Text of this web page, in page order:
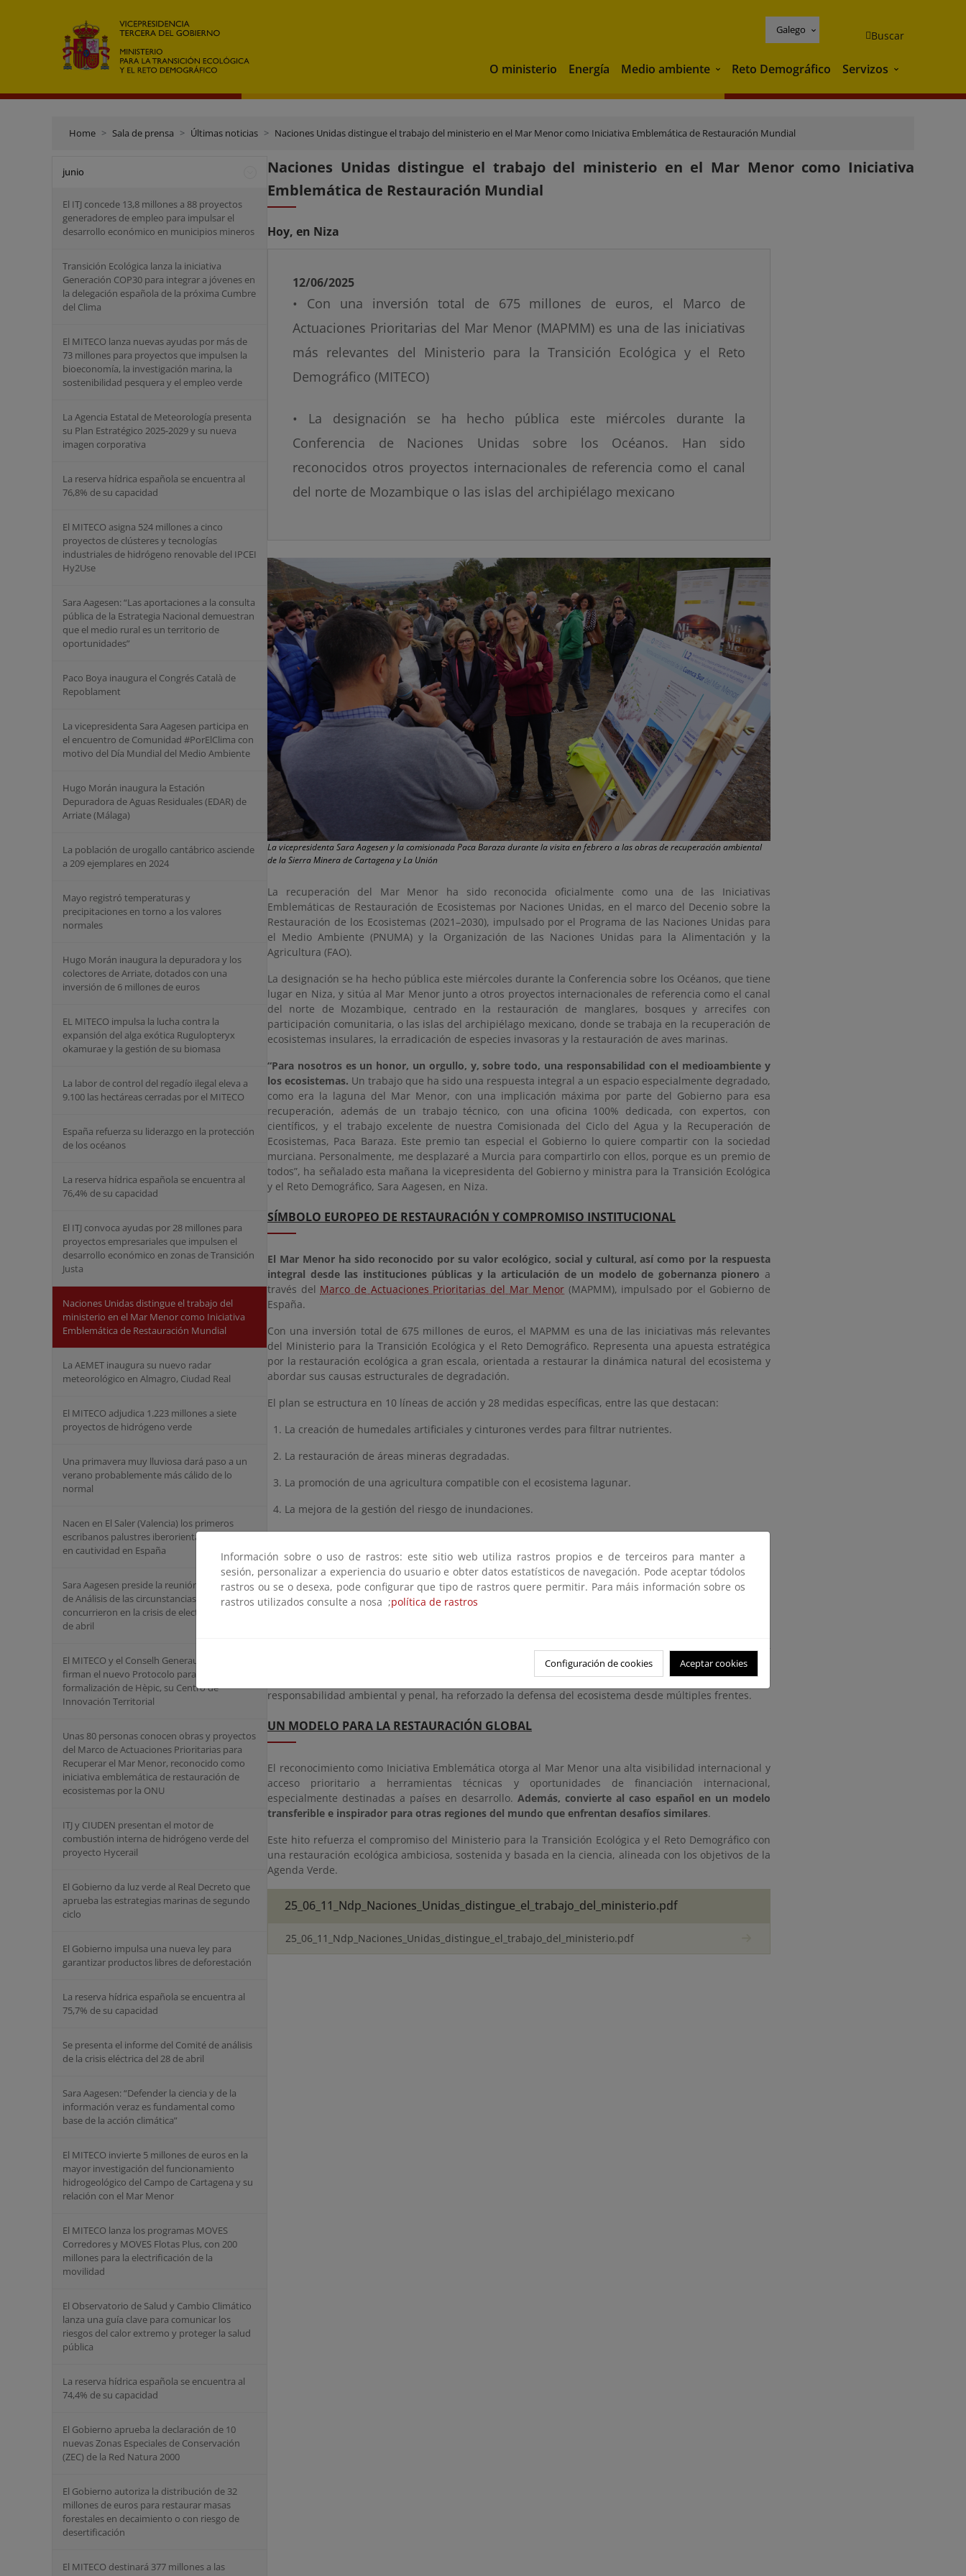
Galego Buscar
O ministerio Energía Medio ambiente Medio ambiente
Reto Demográfico Servizos Servizos
Home Sala de prensa Últimas noticias Naciones Unidas distingue el trabajo del ministerio en el Mar Menor como Iniciativa Emblemática de Restauración Mundial
junio
El ITJ concede 13,8 millones a 88 proyectos
generadores de empleo para impulsar el
desarrollo económico en municipios mineros
Transición Ecológica lanza la iniciativa
Generación COP30 para integrar a jóvenes en
la delegación española de la próxima Cumbre
del Clima
El MITECO lanza nuevas ayudas por más de
73 millones para proyectos que impulsen la
bioeconomía, la investigación marina, la
sostenibilidad pesquera y el empleo verde
La Agencia Estatal de Meteorología presenta
su Plan Estratégico 2025-2029 y su nueva
imagen corporativa
La reserva hídrica española se encuentra al
76,8% de su capacidad
El MITECO asigna 524 millones a cinco
proyectos de clústeres y tecnologías
industriales de hidrógeno renovable del IPCEI
Hy2Use
Sara Aagesen: “Las aportaciones a la consulta
pública de la Estrategia Nacional demuestran
que el medio rural es un territorio de
oportunidades”
Paco Boya inaugura el Congrés Català de
Repoblament
La vicepresidenta Sara Aagesen participa en
el encuentro de Comunidad #PorElClima con
motivo del Día Mundial del Medio Ambiente
Hugo Morán inaugura la Estación
Depuradora de Aguas Residuales (EDAR) de
Arriate (Málaga)
La población de urogallo cantábrico asciende
a 209 ejemplares en 2024
Mayo registró temperaturas y
precipitaciones en torno a los valores
normales
Hugo Morán inaugura la depuradora y los
colectores de Arriate, dotados con una
inversión de 6 millones de euros
EL MITECO impulsa la lucha contra la
expansión del alga exótica Rugulopteryx
okamurae y la gestión de su biomasa
La labor de control del regadío ilegal eleva a
9.100 las hectáreas cerradas por el MITECO
España refuerza su liderazgo en la protección
de los océanos
La reserva hídrica española se encuentra al
76,4% de su capacidad
El ITJ convoca ayudas por 28 millones para
proyectos empresariales que impulsen el
desarrollo económico en zonas de Transición
Justa
Naciones Unidas distingue el trabajo del
ministerio en el Mar Menor como Iniciativa
Emblemática de Restauración Mundial
La AEMET inaugura su nuevo radar
meteorológico en Almagro, Ciudad Real
El MITECO adjudica 1.223 millones a siete
proyectos de hidrógeno verde
Una primavera muy lluviosa dará paso a un
verano probablemente más cálido de lo
normal
Nacen en El Saler (Valencia) los primeros
escribanos palustres iberorientales criados
en cautividad en España
Sara Aagesen preside la reunión del Comité
de Análisis de las circunstancias que
concurrieron en la crisis de electricidad del 28
de abril
El MITECO y el Conselh Generau d’ Aran
firman el nuevo Protocolo para la
formalización de Hèpic, su Centro de
Innovación Territorial
Unas 80 personas conocen obras y proyectos
del Marco de Actuaciones Prioritarias para
Recuperar el Mar Menor, reconocido como
iniciativa emblemática de restauración de
ecosistemas por la ONU
ITJ y CIUDEN presentan el motor de
combustión interna de hidrógeno verde del
proyecto Hycerail
El Gobierno da luz verde al Real Decreto que
aprueba las estrategias marinas de segundo
ciclo
El Gobierno impulsa una nueva ley para
garantizar productos libres de deforestación
La reserva hídrica española se encuentra al
75,7% de su capacidad
Se presenta el informe del Comité de análisis
de la crisis eléctrica del 28 de abril
Sara Aagesen: “Defender la ciencia y de la
información veraz es fundamental como
base de la acción climática”
El MITECO invierte 5 millones de euros en la
mayor investigación del funcionamiento
hidrogeológico del Campo de Cartagena y su
relación con el Mar Menor
El MITECO lanza los programas MOVES
Corredores y MOVES Flotas Plus, con 200
millones para la electrificación de la
movilidad
El Observatorio de Salud y Cambio Climático
lanza una guía clave para comunicar los
riesgos del calor extremo y proteger la salud
pública
La reserva hídrica española se encuentra al
74,4% de su capacidad
El Gobierno aprueba la declaración de 10
nuevas Zonas Especiales de Conservación
(ZEC) de la Red Natura 2000
El Gobierno autoriza la distribución de 32
millones de euros para restaurar masas
forestales en decaimiento o con riesgo de
desertificación
El MITECO destinará 377 millones a las
Naciones Unidas distingue el trabajo del ministerio en el Mar Menor como Iniciativa
Emblemática de Restauración Mundial
Hoy, en Niza
12/06/2025
• Con una inversión total de 675 millones de euros, el Marco de
Actuaciones Prioritarias del Mar Menor (MAPMM) es una de las iniciativas
más relevantes del Ministerio para la Transición Ecológica y el Reto
Demográfico (MITECO)
• La designación se ha hecho pública este miércoles durante la
Conferencia de Naciones Unidas sobre los Océanos. Han sido
reconocidos otros proyectos internacionales de referencia como el canal
del norte de Mozambique o las islas del archipiélago mexicano
La vicepresidenta Sara Aagesen y la comisionada Paca Baraza durante la visita en febrero a las obras de recuperación ambiental
de la Sierra Minera de Cartagena y La Unión
La recuperación del Mar Menor ha sido reconocida oficialmente como una de las Iniciativas
Emblemáticas de Restauración de Ecosistemas por Naciones Unidas, en el marco del Decenio sobre la
Restauración de los Ecosistemas (2021–2030), impulsado por el Programa de las Naciones Unidas para
el Medio Ambiente (PNUMA) y la Organización de las Naciones Unidas para la Alimentación y la
Agricultura (FAO).
La designación se ha hecho pública este miércoles durante la Conferencia sobre los Océanos, que tiene
lugar en Niza, y sitúa al Mar Menor junto a otros proyectos internacionales de referencia como el canal
del norte de Mozambique, centrado en la restauración de manglares, bosques y arrecifes con
participación comunitaria, o las islas del archipiélago mexicano, donde se trabaja en la recuperación de
ecosistemas insulares, la erradicación de especies invasoras y la restauración de aves marinas.
“Para nosotros es un honor, un orgullo, y, sobre todo, una responsabilidad con el medioambiente y
los ecosistemas. Un trabajo que ha sido una respuesta integral a un espacio especialmente degradado,
como era la laguna del Mar Menor, con una implicación máxima por parte del Gobierno para esa
recuperación, además de un trabajo técnico, con una oficina 100% dedicada, con expertos, con
científicos, y el trabajo excelente de nuestra Comisionada del Ciclo del Agua y la Recuperación de
Ecosistemas, Paca Baraza. Este premio tan especial el Gobierno lo quiere compartir con la sociedad
murciana. Personalmente, me desplazaré a Murcia para compartirlo con ellos, porque es un premio de
todos”, ha señalado esta mañana la vicepresidenta del Gobierno y ministra para la Transición Ecológica
y el Reto Demográfico, Sara Aagesen, en Niza.
SÍMBOLO EUROPEO DE RESTAURACIÓN Y COMPROMISO INSTITUCIONAL
El Mar Menor ha sido reconocido por su valor ecológico, social y cultural, así como por la respuesta
integral desde las instituciones públicas y la articulación de un modelo de gobernanza pionero a
través del Marco de Actuaciones Prioritarias del Mar Menor (MAPMM), impulsado por el Gobierno de
España.
Con una inversión total de 675 millones de euros, el MAPMM es una de las iniciativas más relevantes
del Ministerio para la Transición Ecológica y el Reto Demográfico. Representa una apuesta estratégica
por la restauración ecológica a gran escala, orientada a restaurar la dinámica natural del ecosistema y
abordar sus causas estructurales de degradación.
El plan se estructura en 10 líneas de acción y 28 medidas específicas, entre las que destacan:
1. La creación de humedales artificiales y cinturones verdes para filtrar nutrientes.
2. La restauración de áreas mineras degradadas.
3. La promoción de una agricultura compatible con el ecosistema lagunar.
4. La mejora de la gestión del riesgo de inundaciones.
5. La conservación activa de la biodiversidad y el fomento de la participación ciudadana e institucional.
Las actuaciones se despliegan sobre más de 8.770 hectáreas y ya se han activado 450 millones.
UN PROCESO CON FUERTE RESPALDO SOCIAL Y PIONERO EN EUROPA
promovieron una Iniciativa Legislativa Popular que culminó con el reconocimiento jurídico del Mar
Menor como sujeto de derechos, convirtiéndolo en el primer ecosistema europeo con esta
consideración. Esta iniciativa, junto con procedimientos judiciales basados en normativa de
responsabilidad ambiental y penal, ha reforzado la defensa del ecosistema desde múltiples frentes.
UN MODELO PARA LA RESTAURACIÓN GLOBAL
El reconocimiento como Iniciativa Emblemática otorga al Mar Menor una alta visibilidad internacional y
acceso prioritario a herramientas técnicas y oportunidades de financiación internacional,
especialmente destinadas a países en desarrollo. Además, convierte al caso español en un modelo
transferible e inspirador para otras regiones del mundo que enfrentan desafíos similares.
Este hito refuerza el compromiso del Ministerio para la Transición Ecológica y el Reto Demográfico con
una restauración ecológica ambiciosa, sostenida y basada en la ciencia, alineada con los objetivos de la
Agenda Verde.
25_06_11_Ndp_Naciones_Unidas_distingue_el_trabajo_del_ministerio.pdf
25_06_11_Ndp_Naciones_Unidas_distingue_el_trabajo_del_ministerio.pdf
Información sobre o uso de rastros: este sitio web utiliza rastros propios e de terceiros para manter a
sesión, personalizar a experiencia do usuario e obter datos estatísticos de navegación. Pode aceptar tódolos
rastros ou se o desexa, pode configurar que tipo de rastros quere permitir. Para máis información sobre os
rastros utilizados consulte a nosa ;política de rastros
Configuración de cookies Aceptar cookies